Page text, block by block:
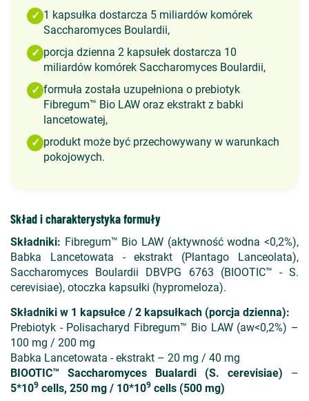
✓ 1 kapsułka dostarcza 5 miliardów komórek
Saccharomyces Boulardii,
✓ porcja dzienna 2 kapsułek dostarcza 10
miliardów komórek Saccharomyces Boulardii,
✓ formuła została uzupełniona o prebiotyk
Fibregum™ Bio LAW oraz ekstrakt z babki
lancetowatej,
✓ produkt może być przechowywany w warunkach
pokojowych.
Skład i charakterystyka formuły
Składniki: Fibregum™ Bio LAW (aktywność wodna <0,2%),
Babka Lancetowata - ekstrakt (Plantago Lanceolata),
Saccharomyces Boulardii DBVPG 6763 (BIOOTIC™ - S.
cerevisiae), otoczka kapsułki (hypromeloza).
Składniki w 1 kapsułce / 2 kapsułkach (porcja dzienna):
Prebiotyk - Polisacharyd Fibregum™ Bio LAW (aw<0,2%) –
100 mg / 200 mg
Babka Lancetowata - ekstrakt – 20 mg / 40 mg
BIOOTIC™ Saccharomyces Bualardi (S. cerevisiae) –
5*109 cells, 250 mg / 10*109 cells (500 mg)